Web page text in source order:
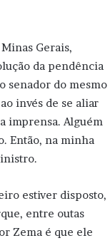
Gerais,
da pendência
senador do mesmo
invés de se aliar
imprensa. Alguém
Então, na minha
estiver disposto,
entre outas
Zema é que ele